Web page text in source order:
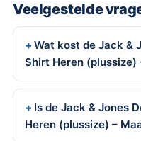
Veelgestelde
Wat kost de Jack &
Shirt Heren (plussize)
Is de Jack & Jones
Heren (plussize) –